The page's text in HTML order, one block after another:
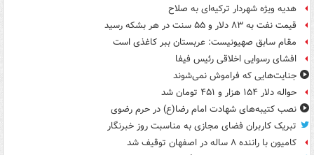
هدیه ویژه شهردار ترکیه‌ای به صلاح
قیمت نفت به ۸۳ دلار و ۵۵ سنت در هر بشکه رسید
مقام سابق صهیونیست: عربستان ببر کاغذی است
افشای رسوایی اخلاقی رئیس فیفا
جنایت‌هایی که فراموش نمی‌شوند
حواله دلار ۱۵۴ هزار و ۴۵۱ تومان شد
نصب کتیبه‌های شهادت امام رضا(ع) در حرم رضوی
تبریک کاربران فضای مجازی به مناسبت روز خبرنگار
کامیون با راننده ۸ ساله در اصفهان توقیف شد